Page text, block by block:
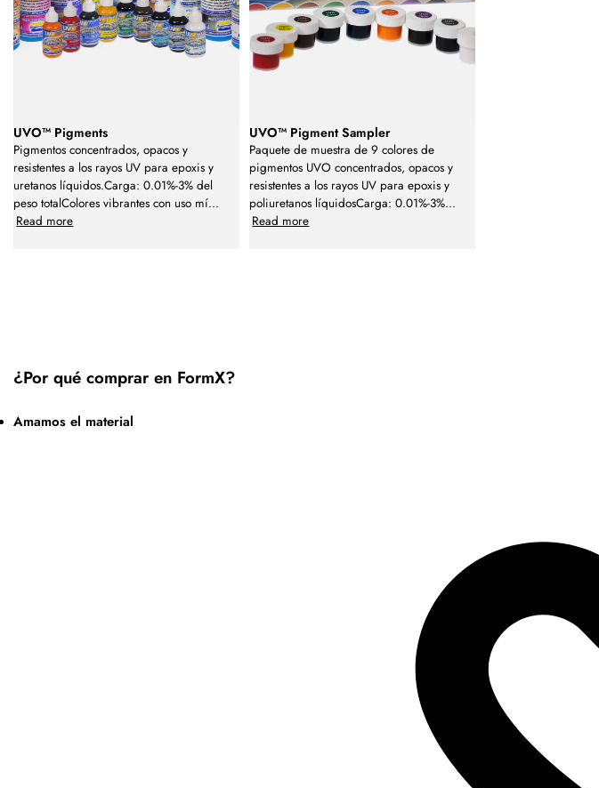
UVO™ Pigments
Pigmentos concentrados, opacos y
resistentes a los rayos UV para epoxis y
uretanos líquidos.Carga: 0.01%-3% del
peso totalColores vibrantes con uso mí...
Read more
UVO™ Pigment Sampler
Paquete de muestra de 9 colores de
pigmentos UVO concentrados, opacos y
resistentes a los rayos UV para epoxis y
poliuretanos líquidosCarga: 0.01%-3%...
Read more
¿Por qué comprar en FormX?
Amamos el material